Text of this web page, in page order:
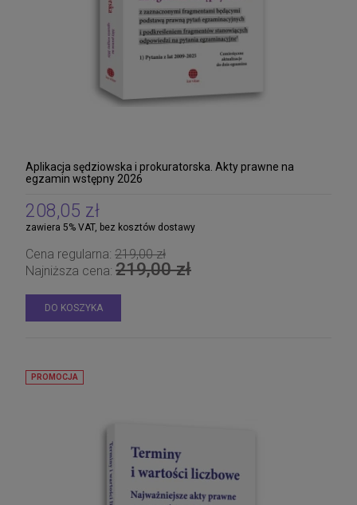
Aplikacja sędziowska i prokuratorska. Akty prawne na
egzamin wstępny 2026
208,05 zł
zawiera 5% VAT, bez kosztów dostawy
Cena regularna: 219,00 zł
Najniższa cena: 219,00 zł
DO KOSZYKA
PROMOCJA